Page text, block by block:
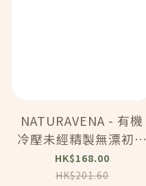
NATURAVENA - 有機
冷壓未經精製無漂初榨
椰子油 (1L) (12619)
HK$168.00
HK$201.60